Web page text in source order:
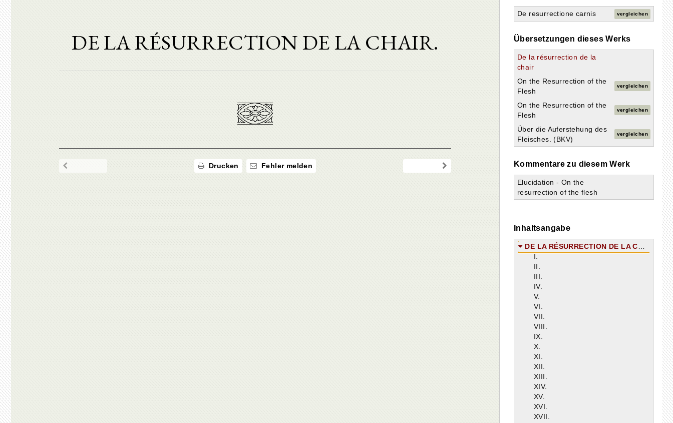
DE LA RÉSURRECTION DE LA CHAIR.
Drucken Fehler melden
De resurrectione carnis vergleichen
Übersetzungen dieses Werks
De la résurrection de la
chair
On the Resurrection of the
Flesh
vergleichen
On the Resurrection of the
Flesh
vergleichen
Über die Auferstehung des
Fleisches. (BKV)
vergleichen
Kommentare zu diesem Werk
Elucidation - On the
resurrection of the flesh
Inhaltsangabe
DE LA RÉSURRECTION DE LA CHAIR.
I.
II.
III.
IV.
V.
VI.
VII.
VIII.
IX.
X.
XI.
XII.
XIII.
XIV.
XV.
XVI.
XVII.